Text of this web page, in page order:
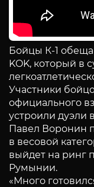
Бойцы К-1
KOK, который в
Участники
официального
устроили дуэли
Павел Воронин
в весовой
выйдет на ринг
Румынии.
«Много